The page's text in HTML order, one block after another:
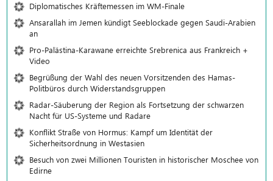
Diplomatisches Kräftemessen im WM-Finale
Ansarallah im Jemen kündigt Seeblockade gegen Saudi-Arabien
an
Pro-Palästina-Karawane erreichte Srebrenica aus Frankreich +
Video
Begrüßung der Wahl des neuen Vorsitzenden des Hamas-
Politbüros durch Widerstandsgruppen
Radar-Säuberung der Region als Fortsetzung der schwarzen
Nacht für US-Systeme und Radare
Konflikt Straße von Hormus: Kampf um Identität der
Sicherheitsordnung in Westasien
Besuch von zwei Millionen Touristen in historischer Moschee von
Edirne